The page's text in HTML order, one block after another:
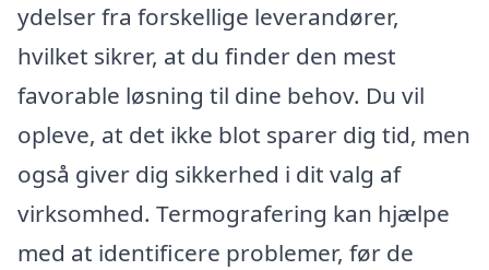
ydelser fra forskellige leverandører,
hvilket sikrer, at du finder den mest
favorable løsning til dine behov. Du vil
opleve, at det ikke blot sparer dig tid, men
også giver dig sikkerhed i dit valg af
virksomhed. Termografering kan hjælpe
med at identificere problemer, før de